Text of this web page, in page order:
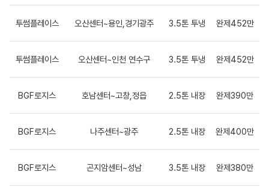
투썸플레이스 오산센터~용인,경기광주 3.5톤 투냉 완제452만
투썸플레이스 오산센터~인천 연수구 3.5톤 투냉 완제452만
BGF로지스 호남센터~고창,정읍 2.5톤 내장 완제390만
BGF로지스 나주센터~광주 2.5톤 내장 완제400만
BGF로지스 곤지암센터~성남 3.5톤 내장 완제380만